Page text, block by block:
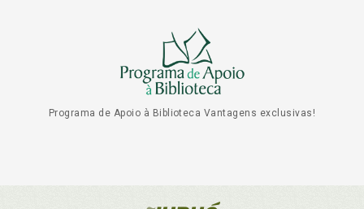
Programa de Apoio à Biblioteca Vantagens exclusivas!